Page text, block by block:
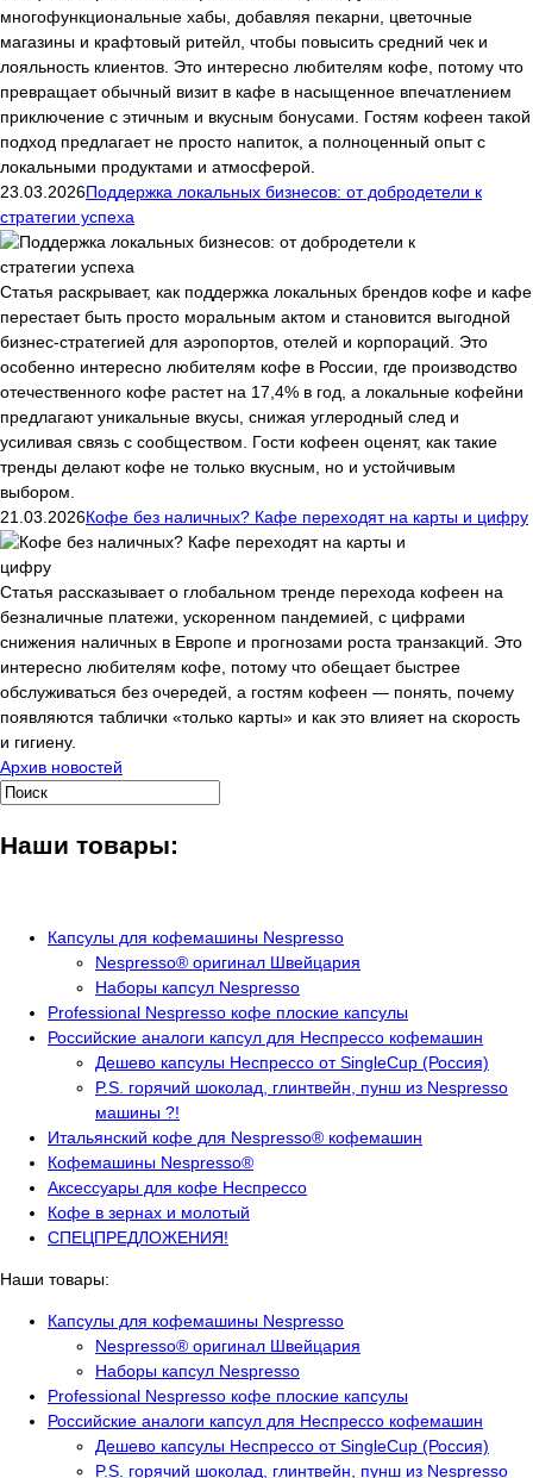
многофункциональные хабы, добавляя пекарни, цветочные
магазины и крафтовый ритейл, чтобы повысить средний чек и
лояльность клиентов. Это интересно любителям кофе, потому что
превращает обычный визит в кафе в насыщенное впечатлением
приключение с этичным и вкусным бонусами. Гостям кофеен такой
подход предлагает не просто напиток, а полноценный опыт с
локальными продуктами и атмосферой.
23.03.2026Поддержка локальных бизнесов: от добродетели к
стратегии успеха
Статья раскрывает, как поддержка локальных брендов кофе и кафе
перестает быть просто моральным актом и становится выгодной
бизнес-стратегией для аэропортов, отелей и корпораций. Это
особенно интересно любителям кофе в России, где производство
отечественного кофе растет на 17,4% в год, а локальные кофейни
предлагают уникальные вкусы, снижая углеродный след и
усиливая связь с сообществом. Гости кофеен оценят, как такие
тренды делают кофе не только вкусным, но и устойчивым
выбором.
21.03.2026Кофе без наличных? Кафе переходят на карты и цифру
Статья рассказывает о глобальном тренде перехода кофеен на
безналичные платежи, ускоренном пандемией, с цифрами
снижения наличных в Европе и прогнозами роста транзакций. Это
интересно любителям кофе, потому что обещает быстрее
обслуживаться без очередей, а гостям кофеен — понять, почему
появляются таблички «только карты» и как это влияет на скорость
и гигиену.
Архив новостей
Наши товары:
Капсулы для кофемашины Nespresso
Nespresso® оригинал Швейцария
Наборы капсул Nespresso
Professional Nespresso кофе плоские капсулы
Российские аналоги капсул для Неспрессо кофемашин
Дешево капсулы Неспрессо от SingleCup (Россия)
P.S. горячий шоколад, глинтвейн, пунш из Nespresso
машины ?!
Итальянский кофе для Nespresso® кофемашин
Кофемашины Nespresso®
Аксессуары для кофе Неспрессо
Кофе в зернах и молотый
СПЕЦПРЕДЛОЖЕНИЯ!
Наши товары:
Капсулы для кофемашины Nespresso
Nespresso® оригинал Швейцария
Наборы капсул Nespresso
Professional Nespresso кофе плоские капсулы
Российские аналоги капсул для Неспрессо кофемашин
Дешево капсулы Неспрессо от SingleCup (Россия)
P.S. горячий шоколад, глинтвейн, пунш из Nespresso